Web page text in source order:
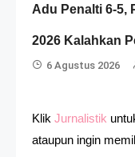
Adu Penalti 6-5,
2026 Kalahkan
6 Agustus 2026
Klik Jurnalistik
ataupun ingin